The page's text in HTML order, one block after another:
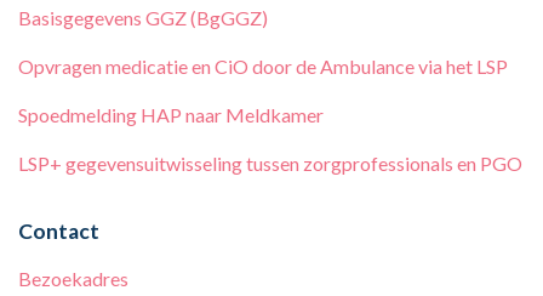
Basisgegevens GGZ (BgGGZ)
Opvragen medicatie en CiO door de Ambulance via het LSP
Spoedmelding HAP naar Meldkamer
LSP+ gegevensuitwisseling tussen zorgprofessionals en PGO
Contact
Bezoekadres